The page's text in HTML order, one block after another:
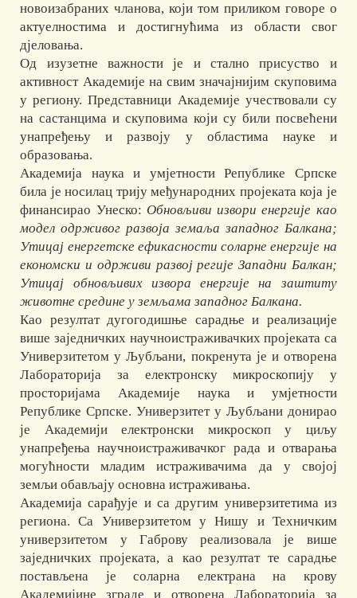
новоизабраних чланова, који том приликом говоре о
актуелностима и достигнућима из области свог
дјеловања.
Од изузетне важности је и стално присуство и
активност Академије на свим значајнијим скуповима
у региону. Представници Академије учествовали су
на састанцима и скуповима који су били посвећени
унапређењу и развоју у областима науке и
образовања.
Академија наука и умјетности Републике Српске
била је носилац трију међународних пројеката која је
финансирао Унеско: Обновљиви извори енергије као
модел одрживог развоја земаља западног Балкана;
Утицај енергетске ефикасности соларне енергије на
економски и одрживи развој регије Западни Балкан;
Утицај обновљивих извора енергије на заштиту
животне средине у земљама западног Балкана.
Као резултат дугогодишње сарадње и реализације
више заједничких научноистраживачких пројеката са
Универзитетом у Љубљани, покренута је и отворена
Лабораторија за електронску микроскопију у
просторијама Академије наука и умјетности
Републике Српске. Универзитет у Љубљани донирао
је Академији електронски микроскоп у циљу
унапређења научноистраживачког рада и отварања
могућности младим истраживачима да у својој
земљи обављају основна истраживања.
Академија сарађује и са другим универзитетима из
региона. Са Универзитетом у Нишу и Техничким
универзитетом у Габрову реализовала је више
заједничких пројеката, а као резултат те сарадње
постављена је соларна електрана на крову
Академијине зграде и отворена Лабораторија за